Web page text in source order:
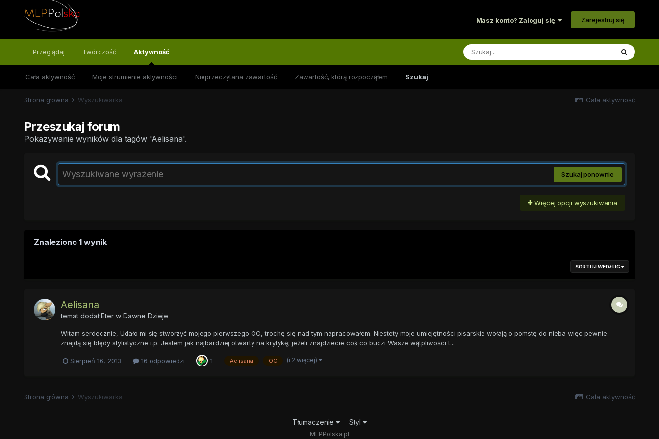
Masz konto? Zaloguj się Zarejestruj się
Przeglądaj Twórczość Aktywność
Cała aktywność Moje strumienie aktywności Nieprzeczytana zawartość Zawartość, którą rozpocząłem Szukaj
Cała aktywność
Strona główna Wyszukiwarka
Przeszukaj forum
Pokazywanie wyników dla tagów 'Aelisana'.
Szukaj ponownie
Więcej opcji wyszukiwania
Znaleziono 1 wynik
SORTUJ WEDŁUG
Aelisana
temat dodałEterw Dawne Dzieje
Witam serdecznie, Udało mi się stworzyć mojego pierwszego OC, trochę się nad tym napracowałem. Niestety moje umiejętności pisarskie wołają o pomstę do nieba więc pewnie
znajdą się błędy stylistyczne itp. Jestem jak najbardziej otwarty na krytykę; jeżeli znajdziecie coś co budzi Wasze wątpliwości t...
Sierpień 16, 2013 16 odpowiedzi 1 Aelisana OC (i 2 więcej)
Cała aktywność
Strona główna Wyszukiwarka
Tłumaczenie Styl
MLPPolska.pl